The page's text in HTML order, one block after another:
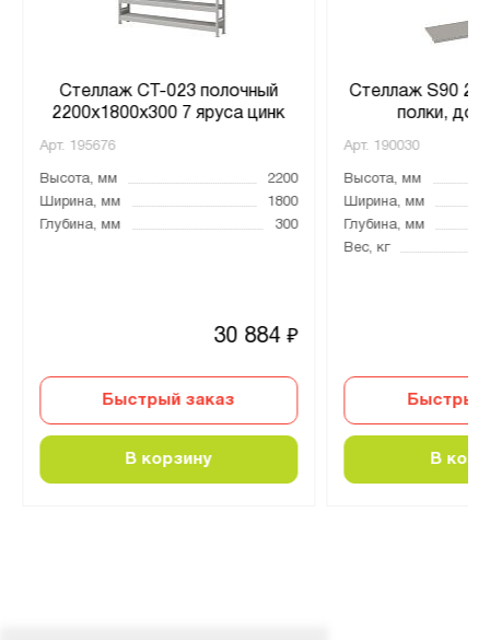
Стеллаж СТ-023 полочный
2200x1800x300 7 яруса цинк
Арт. 195676
Высота, мм
2200
Ширина, мм
1800
Глубина, мм
300
30 884₽
Быстрый заказ
В корзину
Стеллаж S90
полки,
Арт. 190030
Высота, мм
Ширина, мм
Глубина, мм
Вес, кг
Быстрый
В